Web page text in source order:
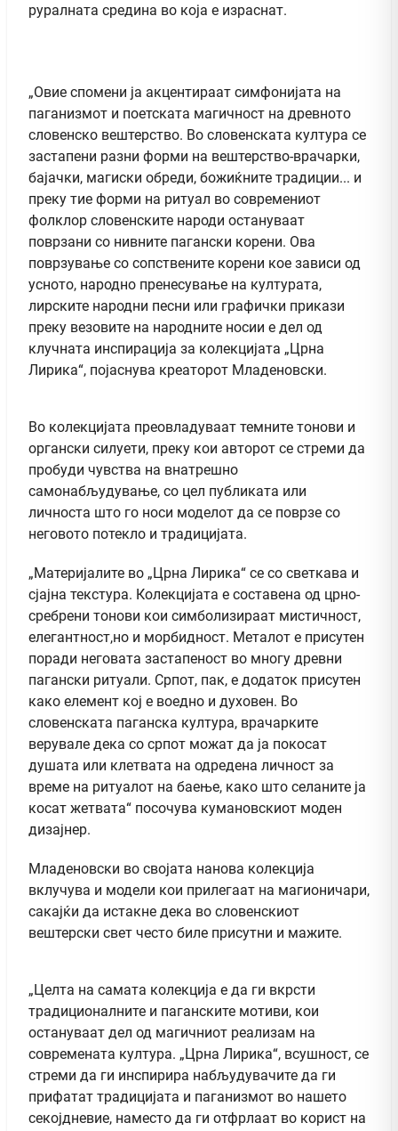
руралната средина во која е израснат.
„Овие спомени ја акцентираат симфонијата на
паганизмот и поетската магичност на древното
словенско вештерство. Во словенската култура се
застапени разни форми на вештерство-врачарки,
бајачки, магиски обреди, божиќните традиции... и
преку тие форми на ритуал во современиот
фолклор словенските народи остануваат
поврзани со нивните пагански корени. Ова
поврзување со сопствените корени кое зависи од
усното, народно пренесување на културата,
лирските народни песни или графички прикази
преку везовите на народните носии е дел од
клучната инспирација за колекцијата „Црна
Лирика“, појаснува креаторот Младеновски.
Во колекцијата преовладуваат темните тонови и
органски силуети, преку кои авторот се стреми да
пробуди чувства на внатрешно
самонабљудување, со цел публиката или
личноста што го носи моделот да се поврзе со
неговото потекло и традицијата.
„Материјалите во „Црна Лирика“ се со светкава и
сјајна текстура. Колекцијата е составена од црно-
сребрени тонови кои симболизираат мистичност,
елегантност,но и морбидност. Металот е присутен
поради неговата застапеност во многу древни
пагански ритуали. Српот, пак, е додаток присутен
како елемент кој е воедно и духовен. Во
словенската паганска култура, врачарките
верувале дека со српот можат да ја покосат
душата или клетвата на одредена личност за
време на ритуалот на баење, како што селаните ја
косат жетвата“ посочува кумановскиот моден
дизајнер.
Младеновски во својата нанова колекција
вклучува и модели кои прилегаат на магионичари,
сакајќи да истакне дека во словенскиот
вештерски свет често биле присутни и мажите.
„Целта на самата колекција е да ги вкрсти
традиционалните и паганските мотиви, кои
остануваат дел од магичниот реализам на
современата култура. „Црна Лирика“, всушност, се
стреми да ги инспирира набљудувачите да ги
прифатат традицијата и паганизмот во нашето
секојдневие, наместо да ги отфрлаат во корист на